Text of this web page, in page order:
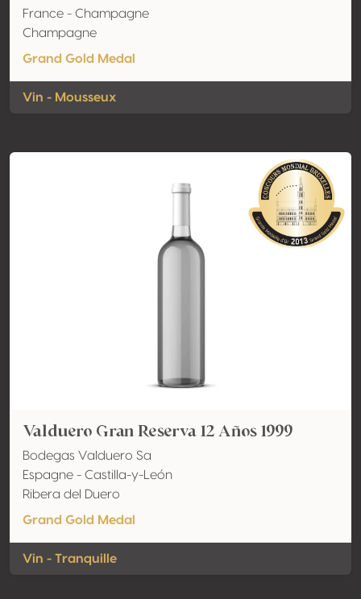
France - Champagne
Champagne
Grand Gold Medal
Vin - Mousseux
Valduero Gran Reserva 12 Años 1999
Bodegas Valduero Sa
Espagne - Castilla-y-León
Ribera del Duero
Grand Gold Medal
Vin - Tranquille